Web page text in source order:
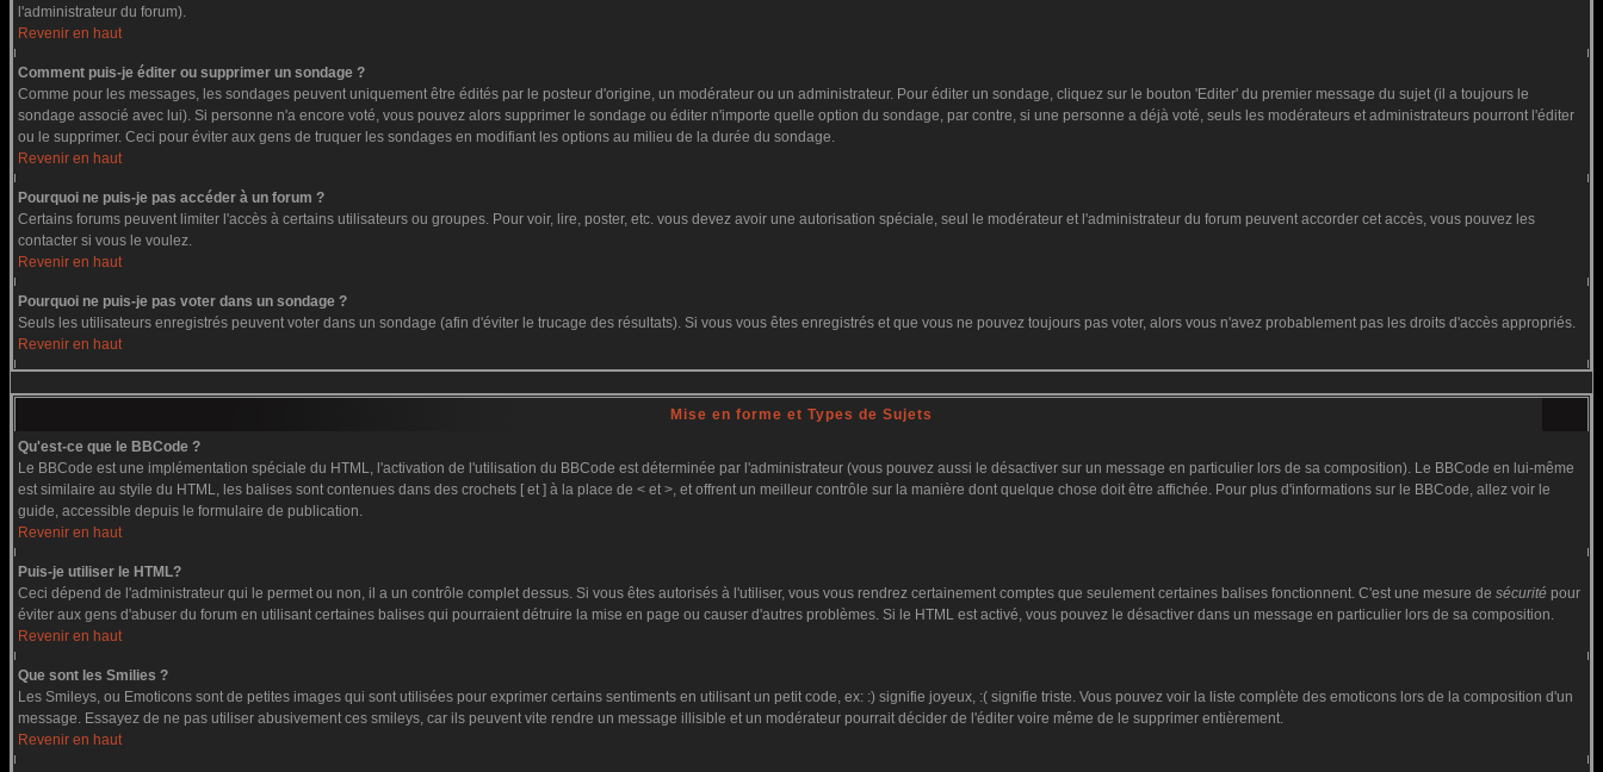
l'administrateur du forum).
Revenir en haut
Comment puis-je éditer ou supprimer un sondage ?
Comme pour les messages, les sondages peuvent uniquement être édités par le posteur d'origine, un modérateur ou un administrateur. Pour éditer un sondage, cliquez sur le bouton 'Editer' du premier message du sujet (il a toujours le
sondage associé avec lui). Si personne n'a encore voté, vous pouvez alors supprimer le sondage ou éditer n'importe quelle option du sondage, par contre, si une personne a déjà voté, seuls les modérateurs et administrateurs pourront l'éditer
ou le supprimer. Ceci pour éviter aux gens de truquer les sondages en modifiant les options au milieu de la durée du sondage.
Revenir en haut
Pourquoi ne puis-je pas accéder à un forum ?
Certains forums peuvent limiter l'accès à certains utilisateurs ou groupes. Pour voir, lire, poster, etc. vous devez avoir une autorisation spéciale, seul le modérateur et l'administrateur du forum peuvent accorder cet accès, vous pouvez les
contacter si vous le voulez.
Revenir en haut
Pourquoi ne puis-je pas voter dans un sondage ?
Seuls les utilisateurs enregistrés peuvent voter dans un sondage (afin d'éviter le trucage des résultats). Si vous vous êtes enregistrés et que vous ne pouvez toujours pas voter, alors vous n'avez probablement pas les droits d'accès appropriés.
Revenir en haut
Mise en forme et Types de Sujets
Qu'est-ce que le BBCode ?
Le BBCode est une implémentation spéciale du HTML, l'activation de l'utilisation du BBCode est déterminée par l'administrateur (vous pouvez aussi le désactiver sur un message en particulier lors de sa composition). Le BBCode en lui-même
est similaire au styile du HTML, les balises sont contenues dans des crochets [ et ] à la place de < et >, et offrent un meilleur contrôle sur la manière dont quelque chose doit être affichée. Pour plus d'informations sur le BBCode, allez voir le
guide, accessible depuis le formulaire de publication.
Revenir en haut
Puis-je utiliser le HTML?
Ceci dépend de l'administrateur qui le permet ou non, il a un contrôle complet dessus. Si vous êtes autorisés à l'utiliser, vous vous rendrez certainement comptes que seulement certaines balises fonctionnent. C'est une mesure de sécurité pour
éviter aux gens d'abuser du forum en utilisant certaines balises qui pourraient détruire la mise en page ou causer d'autres problèmes. Si le HTML est activé, vous pouvez le désactiver dans un message en particulier lors de sa composition.
Revenir en haut
Que sont les Smilies ?
Les Smileys, ou Emoticons sont de petites images qui sont utilisées pour exprimer certains sentiments en utilisant un petit code, ex: :) signifie joyeux, :( signifie triste. Vous pouvez voir la liste complète des emoticons lors de la composition d'un
message. Essayez de ne pas utiliser abusivement ces smileys, car ils peuvent vite rendre un message illisible et un modérateur pourrait décider de l'éditer voire même de le supprimer entièrement.
Revenir en haut